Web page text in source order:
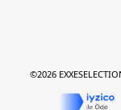
©2026